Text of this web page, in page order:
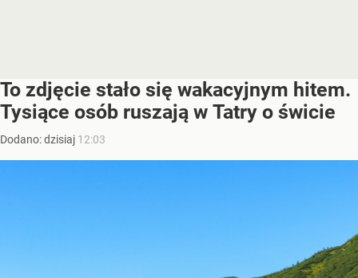
To zdjęcie stało się wakacyjnym hitem.
Tysiące osób ruszają w Tatry o świcie
Dodano:dzisiaj 12:03